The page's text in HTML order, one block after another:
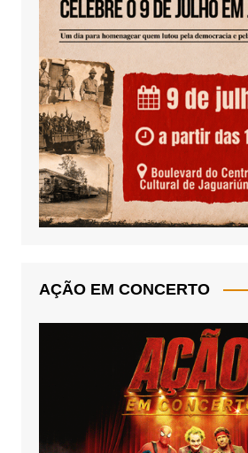
AÇÃO EM CONCERTO